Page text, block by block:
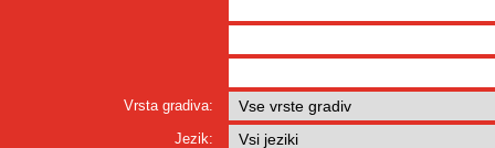
Vrsta gradiva:
Jezik: